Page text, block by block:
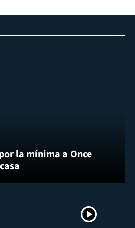
la mínima a Once